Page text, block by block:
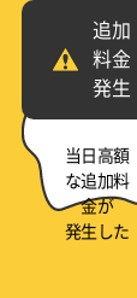
追加
料金
発生
当日高額
な追加料
金が
発生した